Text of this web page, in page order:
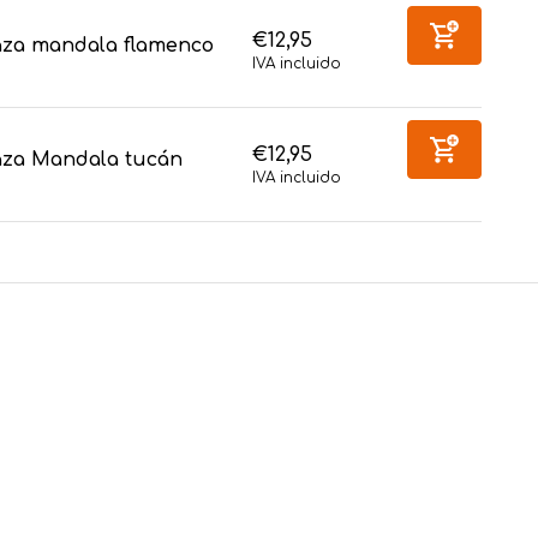
mandala flamenco €12,95
IVA incluido
Mandala tucán €12,95
IVA incluido